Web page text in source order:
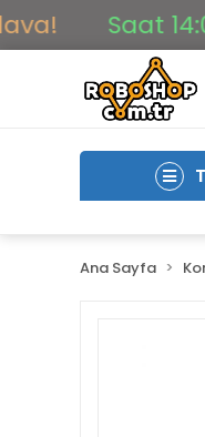
Saat 14:00
Ana Sayfa